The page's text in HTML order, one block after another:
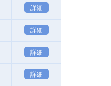
詳細
詳細
詳細
詳細